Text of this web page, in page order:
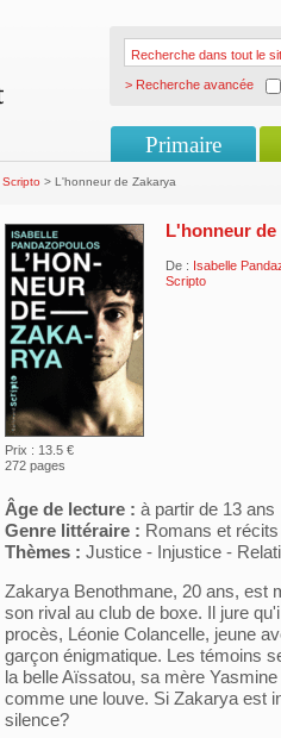
> Recherche avancée
Primaire
Scripto > L'honneur de Zakarya
Prix : 13.5 €
272 pages
L'honneur de
De : Isabelle
Scripto
Âge de lecture : à partir de 13 ans
Genre littéraire : Romans et
Thèmes : Justice - Injustice -
Zakarya Benothmane, 20 ans, est
son rival au club de boxe. Il jure
procès, Léonie Colancelle, jeune
garçon énigmatique. Les témoins
la belle Aïssatou, sa mère
comme une louve. Si Zakarya est
silence?